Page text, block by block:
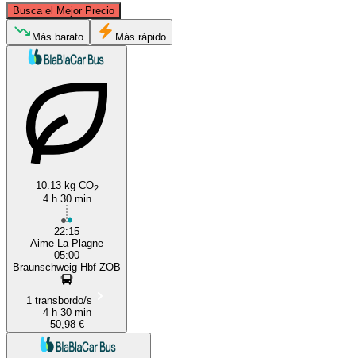
Busca el Mejor Precio
Grenoble
Más barato Más rápido
10.13 kg CO2
4 h 30 min
22:15
Aime La Plagne
05:00
Braunschweig Hbf ZOB
1 transbordo/s
4 h 30 min
50,98 €